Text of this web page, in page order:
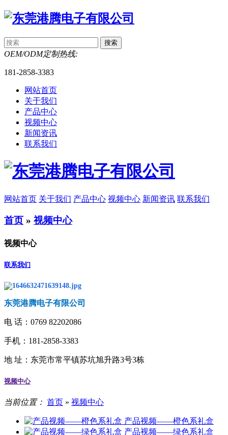
OEM/ODM定制热线:
181-2858-3383
网站首页
关于我们
产品中心
视频中心
新闻资讯
联系我们
网站首页 关于我们 产品中心 视频中心 新闻资讯 联系我们
首页 » 视频中心
视频中心
联系我们
东莞港腾电子有限公司
电 话： 0769 82202086
手机：181-2858-3383
地 址： 东莞市常平镇苏坑旭升路3号3栋
视频中心
当前位置： 首页 » 视频中心
产品视频——橙色系礼盒
产品视频——绿色系礼盒